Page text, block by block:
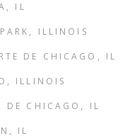
IL
ILLINOIS
DE CHICAGO, IL
ILLINOIS
DE CHICAGO, IL
IL